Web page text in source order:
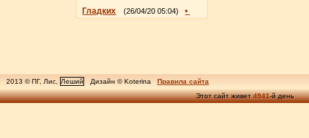
Гладких (26/04/20 05:04) •
2013 © ПГ, Лис, Леший Дизайн © Koterina
Правила сайта
Этот сайт живет4941-й день